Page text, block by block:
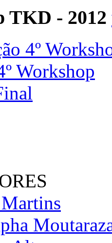
TKD - 2012
4º
Workshop